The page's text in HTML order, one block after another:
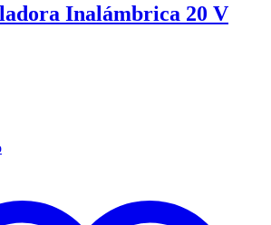
Inalámbrica 20 V